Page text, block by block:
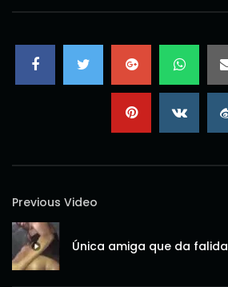
Previous Video
Única amiga que da falida